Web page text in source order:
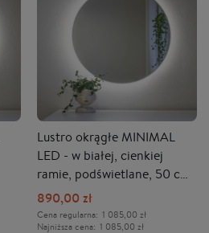
Lustro okrągłe MINIMAL
LED - w białej, cienkiej
ramie, podświetlane, 50 cm
- OUTLET
890,00 zł
Cena regularna: 1 085,00 zł
Najniższa cena: 1 085,00 zł